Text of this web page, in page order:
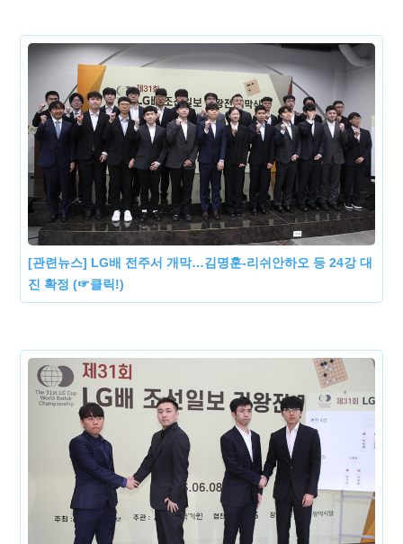
[관련뉴스] LG배 전주서 개막…김명훈-리쉬안하오 등 24강 대
진 확정 (☞클릭!)